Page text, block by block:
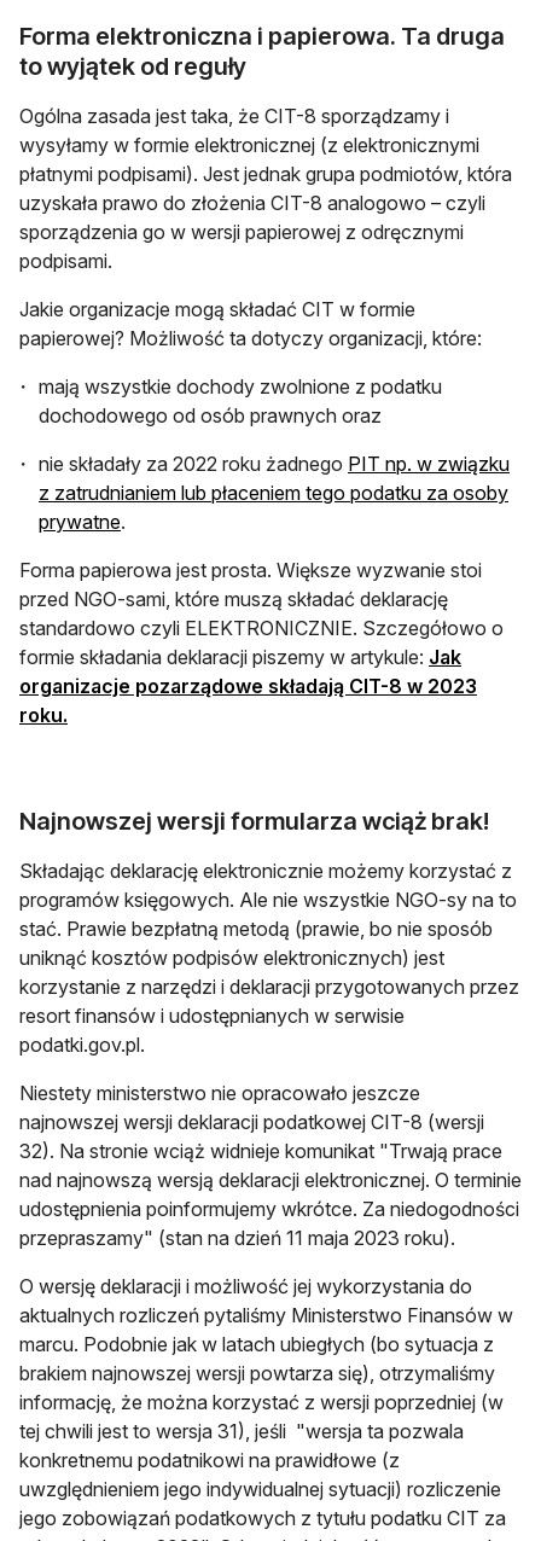
Forma elektroniczna i papierowa. Ta druga
to wyjątek od reguły
Ogólna zasada jest taka, że CIT-8 sporządzamy i
wysyłamy w formie elektronicznej (z elektronicznymi
płatnymi podpisami). Jest jednak grupa podmiotów, która
uzyskała prawo do złożenia CIT-8 analogowo – czyli
sporządzenia go w wersji papierowej z odręcznymi
podpisami.
Jakie organizacje mogą składać CIT w formie
papierowej? Możliwość ta dotyczy organizacji, które:
mają wszystkie dochody zwolnione z podatku
dochodowego od osób prawnych oraz
nie składały za 2022 roku żadnego PIT np. w związku
z zatrudnianiem lub płaceniem tego podatku za osoby
prywatne.
Forma papierowa jest prosta. Większe wyzwanie stoi
przed NGO-sami, które muszą składać deklarację
standardowo czyli ELEKTRONICZNIE. Szczegółowo o
formie składania deklaracji piszemy w artykule: Jak
organizacje pozarządowe składają CIT-8 w 2023
roku.
Najnowszej wersji formularza wciąż brak!
Składając deklarację elektronicznie możemy korzystać z
programów księgowych. Ale nie wszystkie NGO-sy na to
stać. Prawie bezpłatną metodą (prawie, bo nie sposób
uniknąć kosztów podpisów elektronicznych) jest
korzystanie z narzędzi i deklaracji przygotowanych przez
resort finansów i udostępnianych w serwisie
podatki.gov.pl.
Niestety ministerstwo nie opracowało jeszcze
najnowszej wersji deklaracji podatkowej CIT-8 (wersji
32). Na stronie wciąż widnieje komunikat "Trwają prace
nad najnowszą wersją deklaracji elektronicznej. O terminie
udostępnienia poinformujemy wkrótce. Za niedogodności
przepraszamy" (stan na dzień 11 maja 2023 roku).
O wersję deklaracji i możliwość jej wykorzystania do
aktualnych rozliczeń pytaliśmy Ministerstwo Finansów w
marcu. Podobnie jak w latach ubiegłych (bo sytuacja z
brakiem najnowszej wersji powtarza się), otrzymaliśmy
informację, że można korzystać z wersji poprzedniej (w
tej chwili jest to wersja 31), jeśli "wersja ta pozwala
konkretnemu podatnikowi na prawidłowe (z
uwzględnieniem jego indywidualnej sytuacji) rozliczenie
jego zobowiązań podatkowych z tytułu podatku CIT za